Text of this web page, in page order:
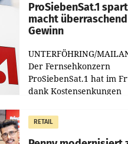
ProSiebenSat.1
macht
Gewinn
UNTERFÖHRING/
Der Fernsehkonzern
ProSiebenSat.1 hat im
dank Kostensenkungen
gemacht und die
Markterwartung deutlich
übertroffen.
RETAIL